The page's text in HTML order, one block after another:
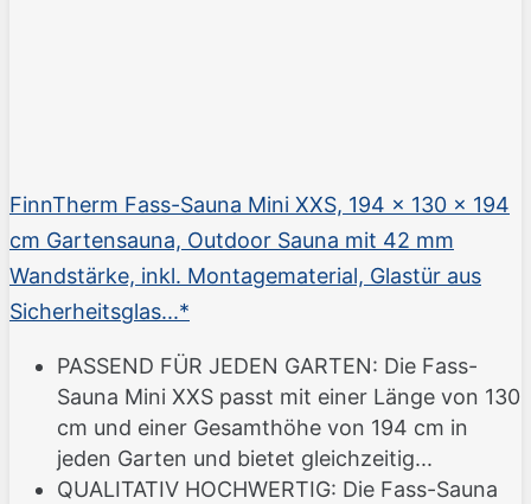
FinnTherm Fass-Sauna Mini XXS, 194 x 130 x 194
cm Gartensauna, Outdoor Sauna mit 42 mm
Wandstärke, inkl. Montagematerial, Glastür aus
Sicherheitsglas...*
PASSEND FÜR JEDEN GARTEN: Die Fass-
Sauna Mini XXS passt mit einer Länge von 130
cm und einer Gesamthöhe von 194 cm in
jeden Garten und bietet gleichzeitig...
QUALITATIV HOCHWERTIG: Die Fass-Sauna